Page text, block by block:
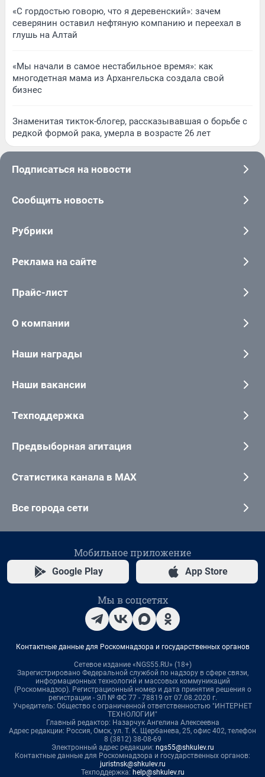
«С гордостью говорю, что я деревенский»: зачем
северянин оставил нефтяную компанию и переехал в
глушь на Алтай
«Мы начали в самое нестабильное время»: как
многодетная мама из Архангельска создала свой
бизнес
Знаменитая тикток-блогер, рассказывавшая о борьбе с
редкой формой рака, умерла в возрасте 26 лет
Подписаться на новости
Сообщить новость
Рубрики
Реклама на сайте
Прайс-лист
О компании
Наши награды
Наши вакансии
Техподдержка
Предвыборная агитация
Статистика канала в MAX
Все города сети
Мобильное приложение
Google Play App Store
Мы в соцсетях
Контактные данные для Роскомнадзора и государственных органов
Сетевое издание «NGS55.RU» (18+)
Зарегистрировано Федеральной службой по надзору в сфере связи,
информационных технологий и массовых коммуникаций
(Роскомнадзор). Регистрационный номер и дата принятия решения о
регистрации - ЭЛ № ФС 77 - 78819 от 07.08.2020 г.
Учредитель: Общество с ограниченной ответственностью "ИНТЕРНЕТ
ТЕХНОЛОГИИ"
Главный редактор: Назарчук Ангелина Алексеевна
Адрес редакции: Россия, Омск, ул. Т. К. Щербанева, 25, офис 402, телефон
8 (3812) 38-08-69
Электронный адрес редакции: ngs55@shkulev.ru
Контактные данные для Роскомнадзора и государственных органов:
juristnsk@shkulev.ru
Техподдержка: help@shkulev.ru